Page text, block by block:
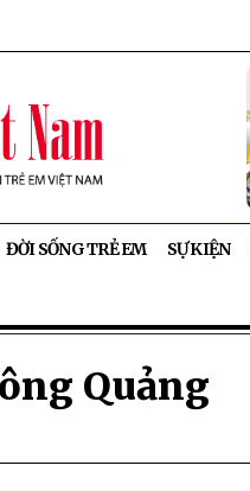
ĐỜI SỐNG TRẺ EM SỰ KIỆN
Quảng